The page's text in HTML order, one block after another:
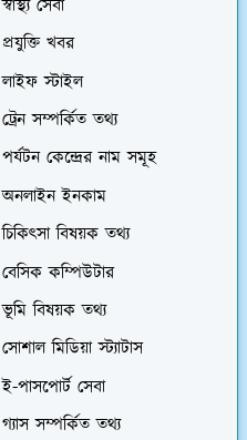
স্বাস্থ্য সেবা
প্রযুক্তি খবর
লাইফ স্টাইল
ট্রেন সম্পর্কিত তথ্য
পর্যটন কেন্দ্রের নাম সমূহ
অনলাইন ইনকাম
চিকিৎসা বিষয়ক তথ্য
বেসিক কম্পিউটার
ভূমি বিষয়ক তথ্য
সোশাল মিডিয়া স্ট্যাটাস
ই-পাসপোর্ট সেবা
গ্যাস সম্পর্কিত তথ্য